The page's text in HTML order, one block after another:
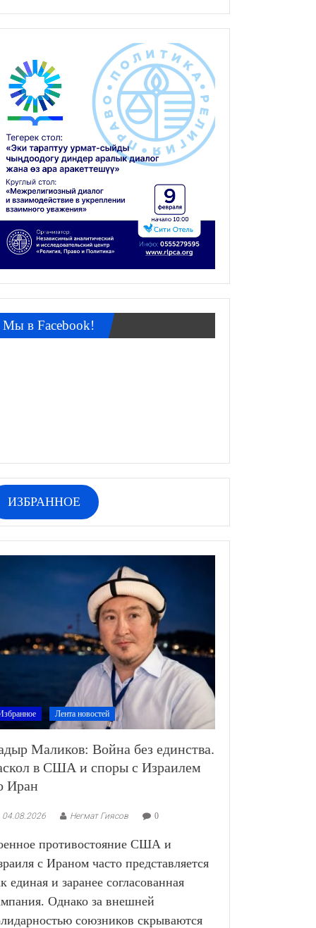
Мы в Facebook!
ИЗБРАННОЕ
Лента новостей
Маликов: Война без единства.
в США и споры с Израилем
Иран
04.08.2026 Негмат Гиясов 0
противостояние США и
с Ираном часто представляется
единая и заранее согласованная
Однако за внешней
союзников скрываются